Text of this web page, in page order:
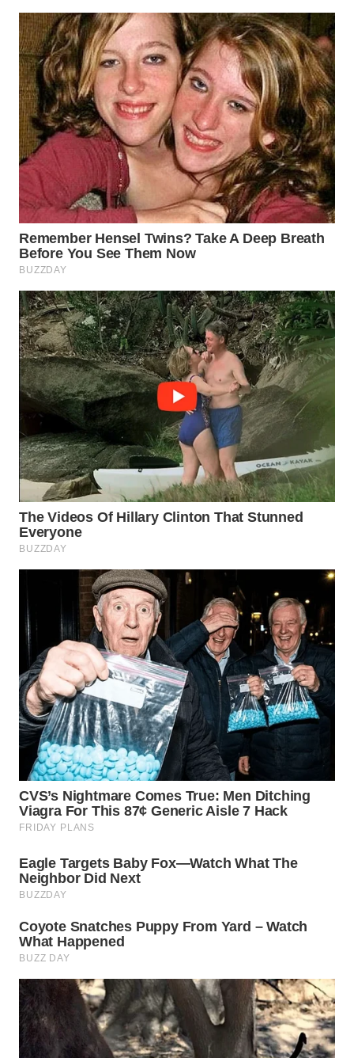
WN
TAPANULI
TENGAH
WN DELI
SERDANG
WN
TEBING
TINGGI
PAKPAK
WN
KARAWANG
WN
BEKASI
WN
BOGOR
WN
DEPOK
WN
TAPANULI
UTARA
WN
PADANG
LAWAS
WN
SUMEDANG
WN
CIANJUR
KEPULAUAN
SERIBU
TANGERANG
BINJAI
WN
CIREBON